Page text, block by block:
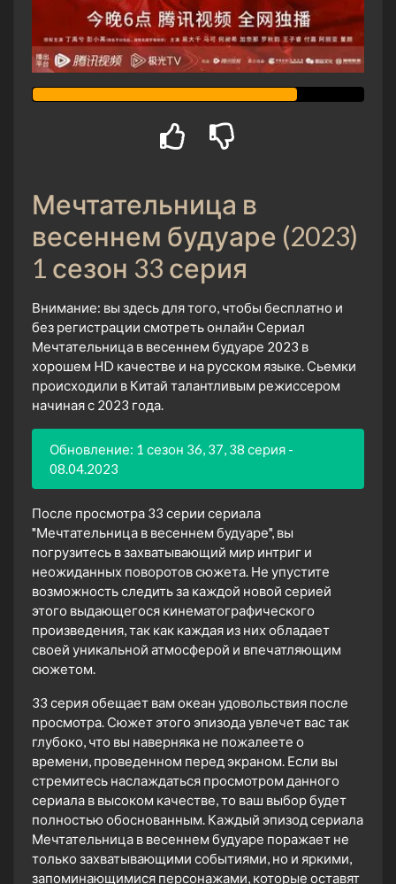
Мечтательница в
весеннем будуаре (2023)
1 сезон 33 серия
Внимание: вы здесь для того, чтобы бесплатно и
без регистрации смотреть онлайн Сериал
Мечтательница в весеннем будуаре 2023 в
хорошем HD качестве и на русском языке. Сьемки
происходили в Китай талантливым режиссером
начиная с 2023 года.
Обновление: 1 сезон 36, 37, 38 серия -
08.04.2023
После просмотра 33 серии сериала
"Мечтательница в весеннем будуаре", вы
погрузитесь в захватывающий мир интриг и
неожиданных поворотов сюжета. Не упустите
возможность следить за каждой новой серией
этого выдающегося кинематографического
произведения, так как каждая из них обладает
своей уникальной атмосферой и впечатляющим
сюжетом.
33 серия обещает вам океан удовольствия после
просмотра. Сюжет этого эпизода увлечет вас так
глубоко, что вы наверняка не пожалеете о
времени, проведенном перед экраном. Если вы
стремитесь наслаждаться просмотром данного
сериала в высоком качестве, то ваш выбор будет
полностью обоснованным. Каждый эпизод сериала
Мечтательница в весеннем будуаре поражает не
только захватывающими событиями, но и яркими,
запоминающимися персонажами, которые оставят